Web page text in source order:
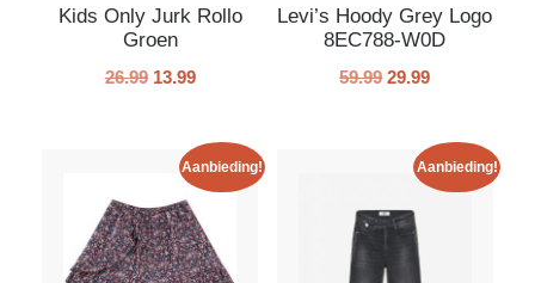
Kids Only Jurk Rollo
Groen
26.99 13.99
Levi’s Hoody Grey Logo
8EC788-W0D
59.99 29.99
Aanbieding! Aanbieding!